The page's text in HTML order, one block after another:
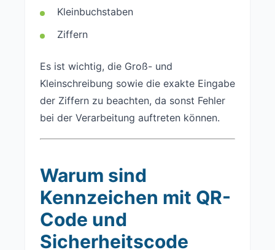
Kleinbuchstaben
Ziffern
Es ist wichtig, die Groß- und
Kleinschreibung sowie die exakte Eingabe
der Ziffern zu beachten, da sonst Fehler
bei der Verarbeitung auftreten können.
Warum sind
Kennzeichen mit QR-
Code und
Sicherheitscode